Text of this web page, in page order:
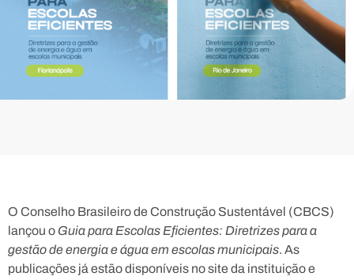
O Conselho Brasileiro de Construção Sustentável (CBCS)
lançou o Guia para Escolas Eficientes: Diretrizes para a
gestão de energia e água em escolas municipais. As
publicações já estão disponíveis no site da instituição e